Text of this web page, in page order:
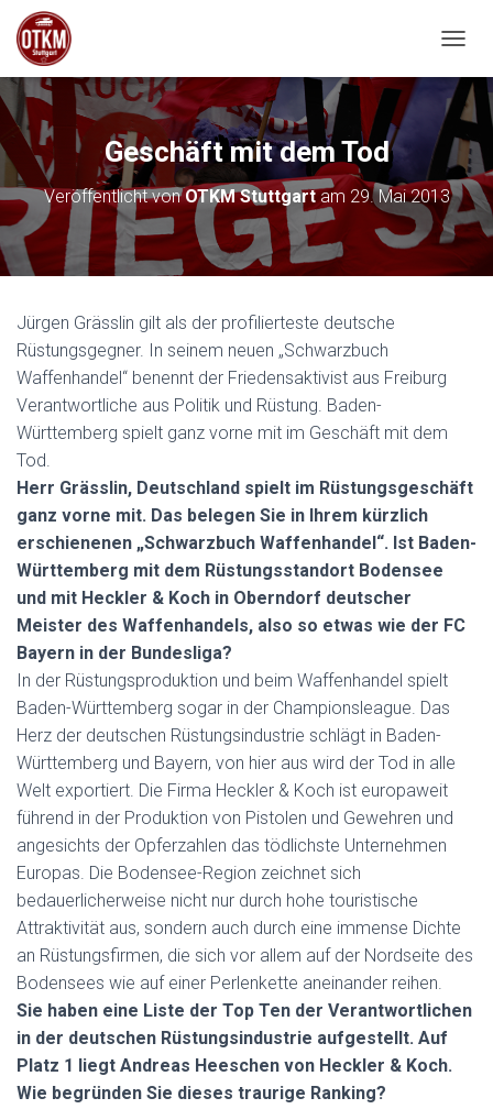
Geschäft mit dem Tod
Veröffentlicht vonOTKM Stuttgartam 29. Mai 2013
Jürgen Grässlin gilt als der profilierteste deutsche
Rüstungsgegner. In seinem neuen „Schwarzbuch
Waffenhandel“ benennt der Friedensaktivist aus Freiburg
Verantwortliche aus Politik und Rüstung. Baden-
Württemberg spielt ganz vorne mit im Geschäft mit dem
Tod.
Herr Grässlin, Deutschland spielt im Rüstungsgeschäft
ganz vorne mit. Das belegen Sie in Ihrem kürzlich
erschienenen „Schwarzbuch Waffenhandel“. Ist Baden-
Württemberg mit dem Rüstungsstandort Bodensee
und mit Heckler & Koch in Oberndorf deutscher
Meister des Waffenhandels, also so etwas wie der FC
Bayern in der Bundesliga?
In der Rüstungsproduktion und beim Waffenhandel spielt
Baden-Württemberg sogar in der Championsleague. Das
Herz der deutschen Rüstungsindustrie schlägt in Baden-
Württemberg und Bayern, von hier aus wird der Tod in alle
Welt exportiert. Die Firma Heckler & Koch ist europaweit
führend in der Produktion von Pistolen und Gewehren und
angesichts der Opferzahlen das tödlichste Unternehmen
Europas. Die Bodensee-Region zeichnet sich
bedauerlicherweise nicht nur durch hohe touristische
Attraktivität aus, sondern auch durch eine immense Dichte
an Rüstungsfirmen, die sich vor allem auf der Nordseite des
Bodensees wie auf einer Perlenkette aneinander reihen.
Sie haben eine Liste der Top Ten der Verantwortlichen
in der deutschen Rüstungsindustrie aufgestellt. Auf
Platz 1 liegt Andreas Heeschen von Heckler & Koch.
Wie begründen Sie dieses traurige Ranking?